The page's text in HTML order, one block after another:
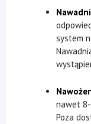
system
nawet 8-
Poza